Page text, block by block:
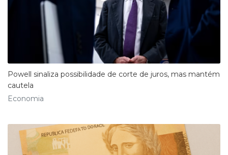
Powell sinaliza possibilidade de corte de juros, mas mantém
cautela
Economia